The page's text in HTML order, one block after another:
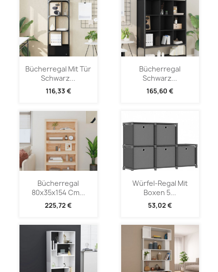
Bücherregal Mit Tür
Schwarz...
116,33 €
Bücherregal
Schwarz...
165,60 €
Bücherregal
80x35x154 Cm...
225,72 €
Würfel-Regal Mit
Boxen 5...
53,02 €